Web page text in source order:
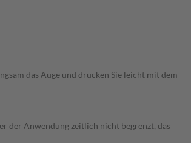
das Auge und drücken Sie leicht mit dem
der Anwendung zeitlich nicht begrenzt, das